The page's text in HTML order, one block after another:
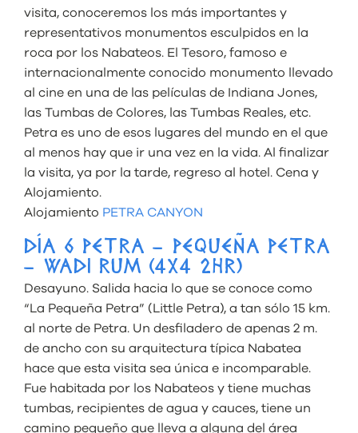
visita, conoceremos los más importantes y
representativos monumentos esculpidos en la
roca por los Nabateos. El Tesoro, famoso e
internacionalmente conocido monumento llevado
al cine en una de las películas de Indiana Jones,
las Tumbas de Colores, las Tumbas Reales, etc.
Petra es uno de esos lugares del mundo en el que
al menos hay que ir una vez en la vida. Al finalizar
la visita, ya por la tarde, regreso al hotel. Cena y
Alojamiento.
Alojamiento PETRA CANYON
DÍA 6 PETRA – PEQUEÑA PETRA
– WADI RUM (4X4 2HR)
Desayuno. Salida hacia lo que se conoce como
“La Pequeña Petra” (Little Petra), a tan sólo 15 km.
al norte de Petra. Un desfiladero de apenas 2 m.
de ancho con su arquitectura típica Nabatea
hace que esta visita sea única e incomparable.
Fue habitada por los Nabateos y tiene muchas
tumbas, recipientes de agua y cauces, tiene un
camino pequeño que lleva a alguna del área